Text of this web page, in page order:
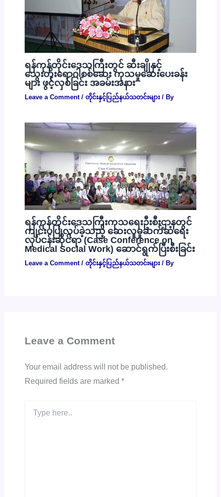
ရန်ကုန်တိုင်းဒေသကြီးတွင် ဆီးချိုနှင့်
သွေးတိုးရောဂါစစ်ဆေး ကုသမှုဆေးပေးခန်း
များ ဖွင့်လှစ်ခြင်း အခမ်းအနား
Leave a Comment / တိုင်းနှင့်ပြည်နယ်သတင်းများ/ By
ရန်ကုန်တိုင်းဒေသကြီးကုသရေးဦးစီးဌာနတွင်
ကျင်းပပြုလုပ်ခဲ့သည့် ဆေးလူမှုဆက်ဆံရေး
လုပ်ငန်းဆိုင်ရာ (Case Conference on
Medical Social Work) ဆောင်ရွက်ပြီးစီးခြင်း
Leave a Comment / တိုင်းနှင့်ပြည်နယ်သတင်းများ/ By
Leave a Comment
Your email address will not be published.
Required fields are marked *
here..